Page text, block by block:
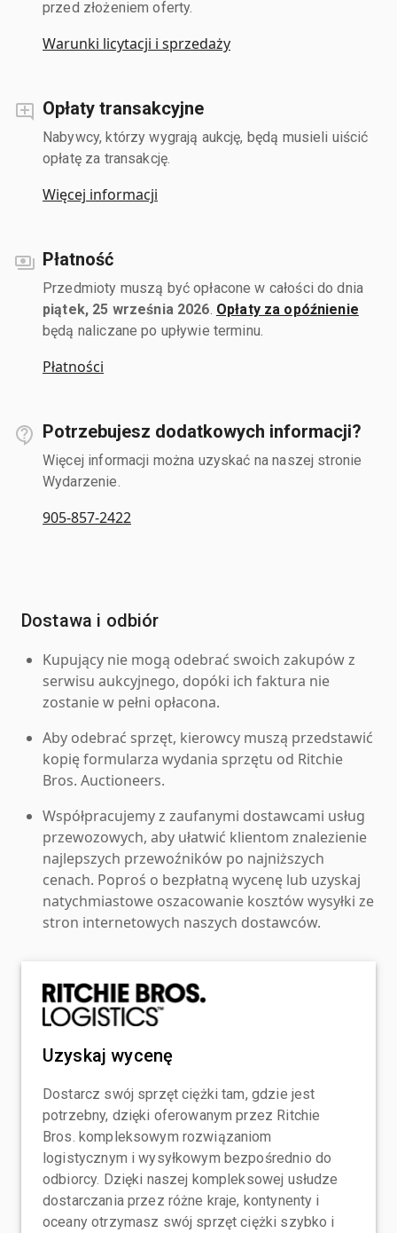
przed złożeniem oferty.
Warunki licytacji i sprzedaży
Opłaty transakcyjne
Nabywcy, którzy wygrają aukcję, będą musieli uiścić
opłatę za transakcję.
Więcej informacji
Płatność
Przedmioty muszą być opłacone w całości do dnia
piątek, 25 września 2026 Opłaty za opóźnienie
będą naliczane po upływie terminu.
Płatności
Potrzebujesz dodatkowych informacji?
Więcej informacji można uzyskać na naszej stronie
Wydarzenie.
905-857-2422
Dostawa i odbiór
Kupujący nie mogą odebrać swoich zakupów z
serwisu aukcyjnego, dopóki ich faktura nie
zostanie w pełni opłacona.
Aby odebrać sprzęt, kierowcy muszą przedstawić
kopię formularza wydania sprzętu od Ritchie
Bros. Auctioneers.
Współpracujemy z zaufanymi dostawcami usług
przewozowych, aby ułatwić klientom znalezienie
najlepszych przewoźników po najniższych
cenach. Poproś o bezpłatną wycenę lub uzyskaj
natychmiastowe oszacowanie kosztów wysyłki ze
stron internetowych naszych dostawców.
Uzyskaj wycenę
Dostarcz swój sprzęt ciężki tam, gdzie jest
potrzebny, dzięki oferowanym przez Ritchie
Bros. kompleksowym rozwiązaniom
logistycznym i wysyłkowym bezpośrednio do
odbiorcy. Dzięki naszej kompleksowej usłudze
dostarczania przez różne kraje, kontynenty i
oceany otrzymasz swój sprzęt ciężki szybko i